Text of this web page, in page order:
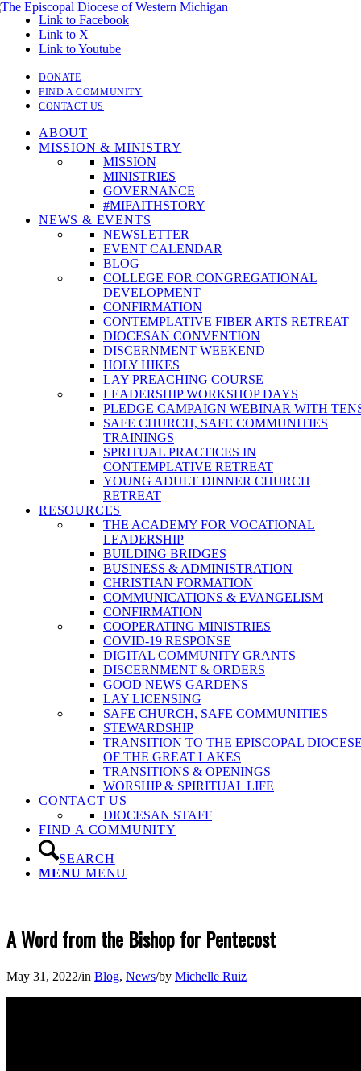
Link to Facebook
Link to X
Link to Youtube
DONATE
FIND A COMMUNITY
CONTACT US
ABOUT
MISSION & MINISTRY
MISSION
MINISTRIES
GOVERNANCE
#MIFAITHSTORY
NEWS & EVENTS
NEWSLETTER
EVENT CALENDAR
BLOG
COLLEGE FOR CONGREGATIONAL
DEVELOPMENT
CONFIRMATION
CONTEMPLATIVE FIBER ARTS RETREAT
DIOCESAN CONVENTION
DISCERNMENT WEEKEND
HOLY HIKES
LAY PREACHING COURSE
LEADERSHIP WORKSHOP DAYS
PLEDGE CAMPAIGN WEBINAR WITH
SAFE CHURCH, SAFE COMMUNITIES
TRAININGS
SPRITUAL PRACTICES IN
CONTEMPLATIVE RETREAT
YOUNG ADULT DINNER CHURCH
RETREAT
RESOURCES
THE ACADEMY FOR VOCATIONAL
LEADERSHIP
BUILDING BRIDGES
BUSINESS & ADMINISTRATION
CHRISTIAN FORMATION
COMMUNICATIONS & EVANGELISM
CONFIRMATION
COOPERATING MINISTRIES
COVID-19 RESPONSE
DIGITAL COMMUNITY GRANTS
DISCERNMENT & ORDERS
GOOD NEWS GARDENS
LAY LICENSING
SAFE CHURCH, SAFE COMMUNITIES
STEWARDSHIP
TRANSITION TO THE EPISCOPAL
OF THE GREAT LAKES
TRANSITIONS & OPENINGS
WORSHIP & SPIRITUAL LIFE
CONTACT US
DIOCESAN STAFF
FIND A COMMUNITY
SEARCH
MENU MENU
A Word from the Bishop for Pentecost
May 31, 2022/in Blog, News/by Michelle Ruiz